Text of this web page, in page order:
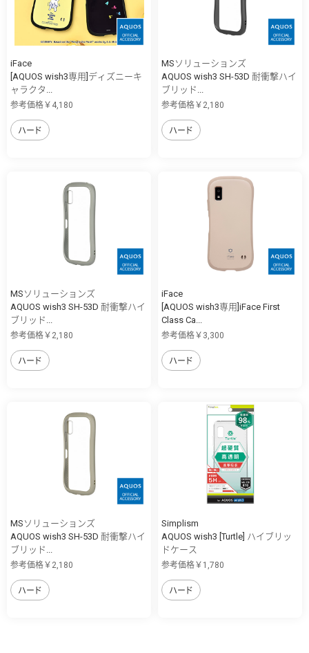
iFace
[AQUOS wish3専用]ディズニーキ
ャラクタ...
参考価格￥4,180
ハード
MSソリューションズ
AQUOS wish3 SH-53D 耐衝撃ハイ
ブリッド...
参考価格￥2,180
ハード
MSソリューションズ
AQUOS wish3 SH-53D 耐衝撃ハイ
ブリッド...
参考価格￥2,180
ハード
iFace
[AQUOS wish3専用]iFace First
Class Ca...
参考価格￥3,300
ハード
MSソリューションズ
AQUOS wish3 SH-53D 耐衝撃ハイ
ブリッド...
参考価格￥2,180
ハード
Simplism
AQUOS wish3 [Turtle] ハイブリッ
ドケース
参考価格￥1,780
ハード